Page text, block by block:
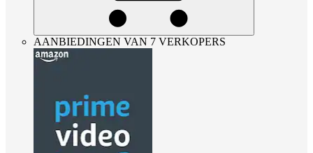
AANBIEDINGEN VAN 7 VERKOPERS